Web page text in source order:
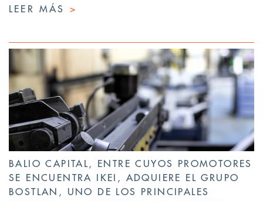
LEER MÁS >
BALIO CAPITAL, ENTRE CUYOS PROMOTORES
SE ENCUENTRA IKEI, ADQUIERE EL GRUPO
BOSTLAN, UNO DE LOS PRINCIPALES